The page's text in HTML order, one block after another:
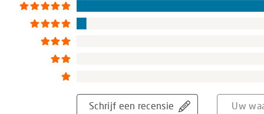
taalgebruik en het ontbreken van concrete
Veranderen voor de Toekomst -
Yvonne Burger | 30 april 2026
Schrijf een recensie Uw